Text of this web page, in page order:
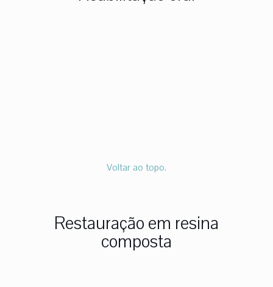
Voltar ao topo.
Restauração em resina
composta